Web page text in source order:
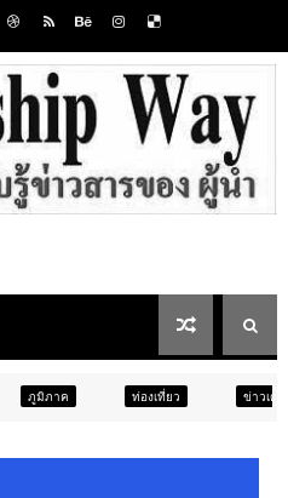
ท่องเที่ยว ข่าวเด่น